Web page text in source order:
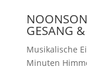
GESANG
Musikalische
Minuten